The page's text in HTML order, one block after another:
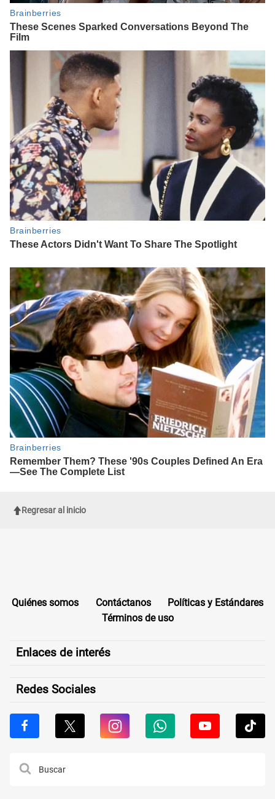
Regresar al inicio
Quiénes somos Contáctanos
Políticas y Estándares
Términos de uso
Enlaces de interés
Redes Sociales